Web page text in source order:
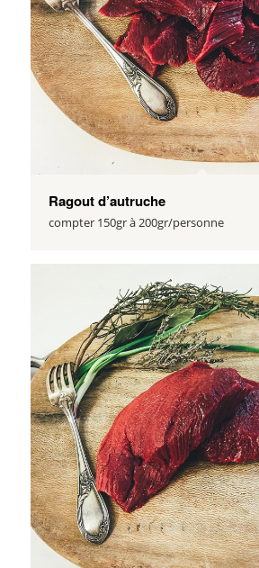
Ragout d’autruche
compter 150gr à 200gr/personne